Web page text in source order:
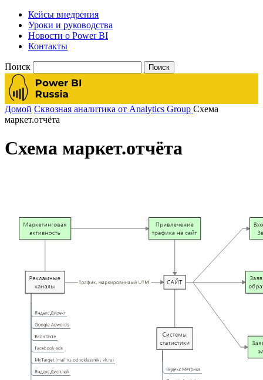
Кейсы внедрения
Уроки и руководства
Новости о Power BI
Контакты
Поиск
Домой Сквозная аналитика от Analytics Group Схема
маркет.отчёта
Схема маркет.отчёта